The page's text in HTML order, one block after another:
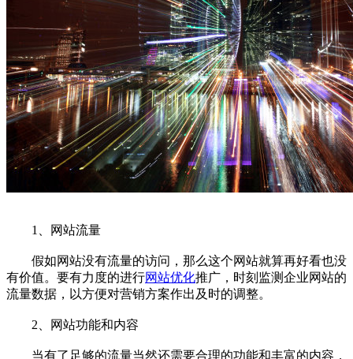
1、网站流量
假如网站没有流量的访问，那么这个网站就算再好看也没
有价值。要有力度的进行网站优化推广，时刻监测企业网站的
流量数据，以方便对营销方案作出及时的调整。
2、网站功能和内容
当有了足够的流量当然还需要合理的功能和丰富的内容，